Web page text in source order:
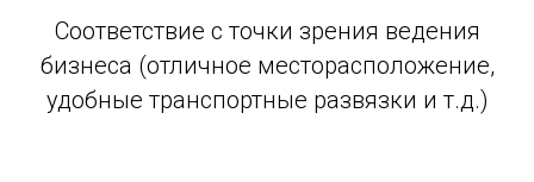
Соответствие с точки зрения ведения
бизнеса (отличное месторасположение,
удобные транспортные развязки и т.д.)